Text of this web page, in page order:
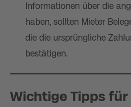
Informationen über die
haben, sollten Mieter
die die ursprüngliche
bestätigen.
Wichtige Tipps